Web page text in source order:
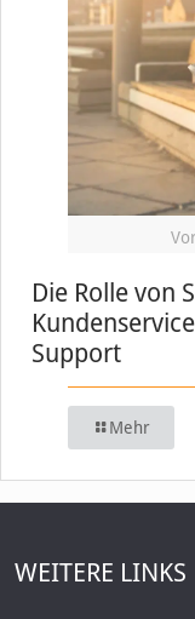
Die Rolle von
Support
Mehr
WEITERE LINKS